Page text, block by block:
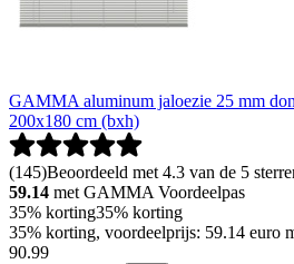
GAMMA aluminum jaloezie 25 mm
200x180 cm (bxh)
(145)Beoordeeld met 4.3 van de 5
59.14 met GAMMA Voordeelpas
35% korting35% korting
35% korting, voordeelprijs: 59.14 euro
90.99